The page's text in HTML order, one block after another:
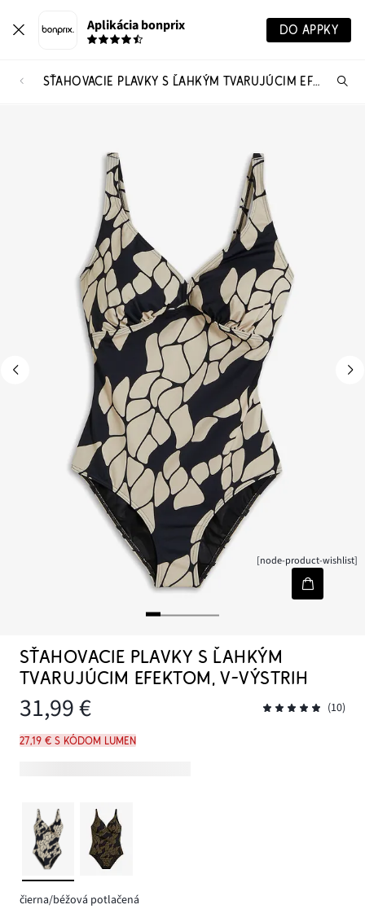
Aplikácia bonprix DO APPKY
SŤAHOVACIE PLAVKY S ĽAHKÝM TVARUJÚCIM EFEKTOM, V-VÝSTRIH
[node-product-wishlist]
SŤAHOVACIE PLAVKY S ĽAHKÝM
TVARUJÚCIM EFEKTOM, V-VÝSTRIH
31,99 € (10)
27,19 € s kódom LUMEN
čierna/béžová potlačená